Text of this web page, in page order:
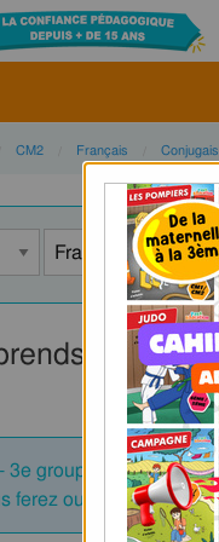
CM2 Français
? –
3e groupe : CM2
ferez ou Je vous ferai